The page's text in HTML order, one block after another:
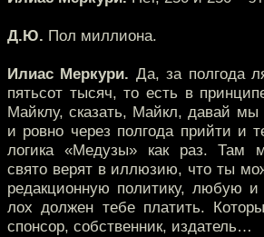
Д.Ю. Пол миллиона.
Илиас Меркури. Да, за полгода
пятьсот тысяч, то есть в
Майклу, сказать, Майкл, давай мы
и ровно через полгода прийти и
логика «Медузы» как раз. Там
свято верят в иллюзию, что ты
редакционную политику, любую и
лох должен тебе платить.
спонсор, собственник, издатель…